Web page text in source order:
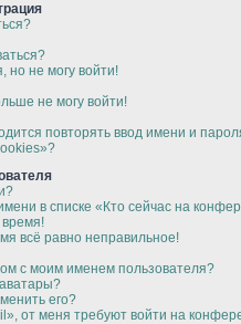
но не могу войти!
не могу войти!
повторять ввод имени и
в списке «Кто сейчас на
всё равно неправильное!
с моим именем пользователя?
его?
от меня требуют войти на